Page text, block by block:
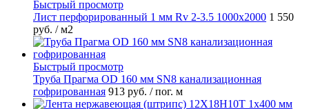
Быстрый просмотр
Лист перфорированный 1 мм Rv 2-3.5 1000х2000 1 550
руб. / м2
Быстрый просмотр
Труба Прагма OD 160 мм SN8 канализационная
гофрированная 913 руб. / пог. м